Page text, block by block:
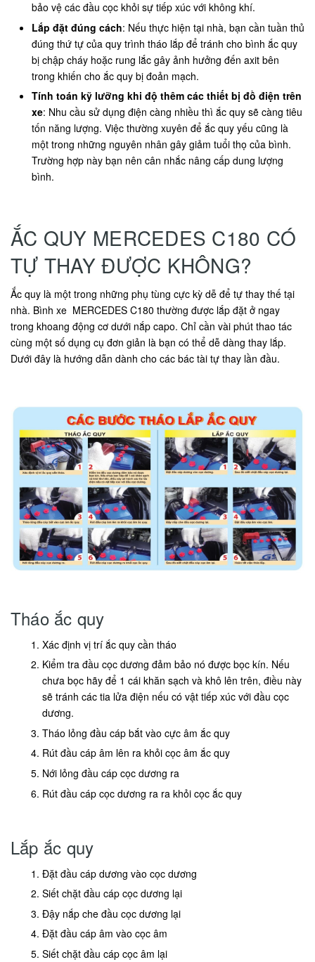
bảo vệ các đầu cọc khỏi sự tiếp xúc với không khí.
Lắp đặt đúng cách: Nếu thực hiện tại nhà, bạn cần tuần thủ
đúng thứ tự của quy trình tháo lắp để tránh cho bình ắc quy
bị chập cháy hoặc rung lắc gây ảnh hưởng đến axit bên
trong khiến cho ắc quy bị đoản mạch.
Tính toán kỹ lưỡng khi độ thêm các thiết bị đồ điện trên
xe: Nhu cầu sử dụng điện càng nhiều thì ắc quy sẽ càng tiêu
tốn năng lượng. Việc thường xuyên để ắc quy yếu cũng là
một trong những nguyên nhân gây giảm tuổi thọ của bình.
Trường hợp này bạn nên cân nhắc nâng cấp dung lượng
bình.
ẮC QUY MERCEDES C180 CÓ
TỰ THAY ĐƯỢC KHÔNG?
Ắc quy là một trong những phụ tùng cực kỳ dễ để tự thay thế tại
nhà. Bình xe MERCEDES C180 thường được lắp đặt ở ngay
trong khoang động cơ dưới nắp capo. Chỉ cần vài phút thao tác
cùng một số dụng cụ đơn giản là bạn có thể dễ dàng thay lắp.
Dưới đây là hướng dẫn dành cho các bác tài tự thay lần đầu.
Tháo ắc quy
Xác định vị trí ắc quy cần tháo
Kiểm tra đầu cọc dương đảm bảo nó được bọc kín. Nếu
chưa bọc hãy để 1 cái khăn sạch và khô lên trên, điều này
sẽ tránh các tia lửa điện nếu có vật tiếp xúc với đầu cọc
dương.
Tháo lỏng đầu cáp bắt vào cực âm ắc quy
Rút đầu cáp âm lên ra khỏi cọc âm ắc quy
Nới lỏng đầu cáp cọc dương ra
Rút đầu cáp cọc dương ra ra khỏi cọc ắc quy
Lắp ắc quy
Đặt đầu cáp dương vào cọc dương
Siết chặt đầu cáp cọc dương lại
Đậy nắp che đầu cọc dương lại
Đặt đầu cáp âm vào cọc âm
Siết chặt đầu cáp cọc âm lại